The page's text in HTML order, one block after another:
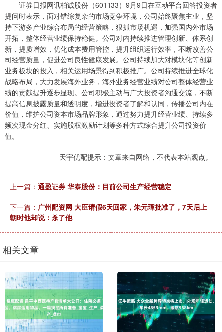
证券日报网讯柏诚股份（601133）9月9日在互动平台回答投资者
提问时表示，面对错综复杂的市场竞争环境，公司始终聚焦主业，坚
持下游多产业综合布局的经营策略，狠抓市场机遇，加强国内外市场
开拓，整体经营业绩保持稳健。公司对内持续推进管理创新、体系创
新，提质增效，优化成本费用管控，提升组织运行效率，不断改善公
司经营质量，促进公司良性健康发展。公司持续加大对模块化等创新
业务板块的投入，相关运用场景得到积极推广。公司持续推进全球化
战略布局，大力发展海外业务，海外业务经营业绩对公司整体经营业
绩的贡献提升逐步显现。公司积极主动与广大投资者沟通交流，不断
提高信息披露质量和透明度，增进投资者了解和认同，传播公司内在
价值，维护公司资本市场品牌形象，通过努力提升经营业绩、持续多
频次现金分红、实施股权激励计划等多种方式综合提升公司投资价
值。
天宇优配提示：文章来自网络，不代表本站观点。
上一篇： 通盈证券 华泰股份：目前公司生产经营稳定
下一篇： 广州配资网 大臣请假6天回家，朱元璋批准了，7天后上
朝时他却说：杀了他
相关文章